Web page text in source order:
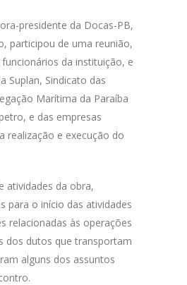
presidente da Docas-PB,
participou de uma reunião,
da instituição, e
Suplan, Sindicato das
Marítima da Paraíba
e das empresas
realização e execução do
atividades da obra,
para o início das atividades
relacionadas às operações
dos dutos que transportam
alguns dos assuntos